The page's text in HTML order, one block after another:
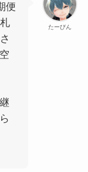
たーびん
便